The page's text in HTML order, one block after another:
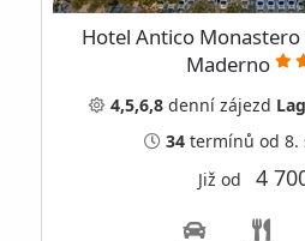
Hotel Antico
Maderno
4,5,6,8 denní zájezd
34 termínů od 8.
Již od 4